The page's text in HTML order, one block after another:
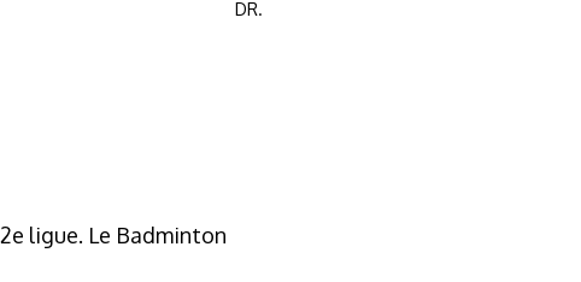
DR.
ligue. Le Badminton